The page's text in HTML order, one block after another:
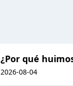
¿Por qué
2026-08-04